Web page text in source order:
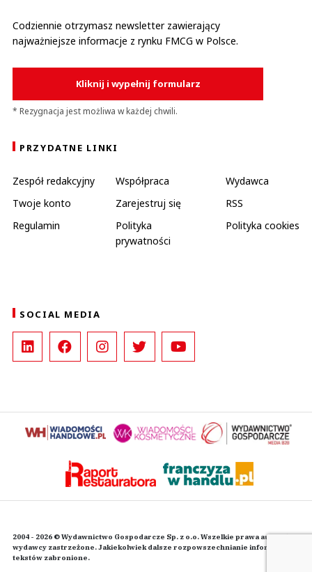
Codziennie otrzymasz newsletter zawierający
najważniejsze informacje z rynku FMCG w Polsce.
Kliknij i wypełnij formularz
* Rezygnacja jest możliwa w każdej chwili.
PRZYDATNE LINKI
Zespół redakcyjny Współpraca
Wydawca
Twoje konto
Zarejestruj się
RSS
Regulamin
Polityka
prywatności
Polityka cookies
SOCIAL MEDIA
2004 - 2026 © Wydawnictwo Gospodarcze Sp. z o.o. Wszelkie prawa autorskie
wydawcy zastrzeżone. Jakiekolwiek dalsze rozpowszechnianie informacji i
tekstów zabronione.